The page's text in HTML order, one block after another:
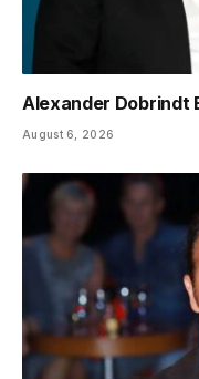
Alexander Dobrindt
August 6, 2026